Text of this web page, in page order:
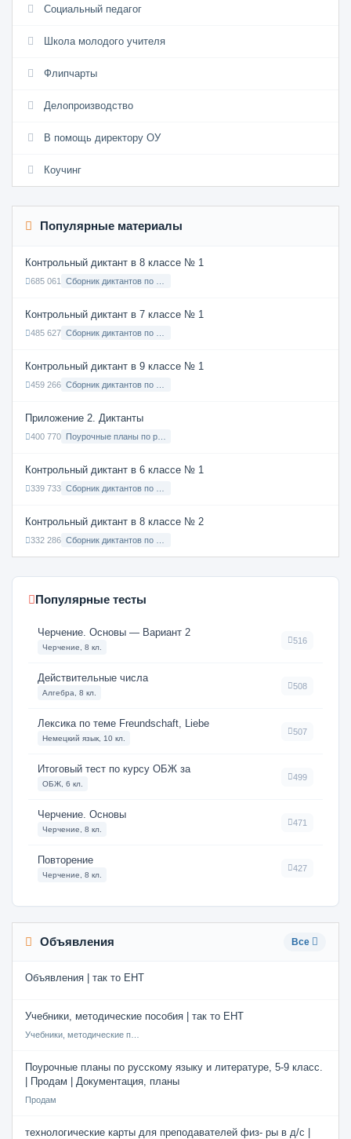
Социальный педагог
Школа молодого учителя
Флипчарты
Делопроизводство
В помощь директору ОУ
Коучинг
Популярные материалы
Контрольный диктант в 8 классе № 1
685 061
Контрольный диктант в 7 классе № 1
485 627
Контрольный диктант в 9 классе № 1
459 266
Приложение 2. Диктанты
400 770
Контрольный диктант в 6 классе № 1
339 733
Контрольный диктант в 8 классе № 2
332 286
Популярные тесты
Черчение. Основы — Вариант 2
Черчение, 8 кл.
516
Действительные числа
Алгебра, 8 кл.
508
Лексика по теме Freundschaft, Liebe
Немецкий язык, 10 кл.
507
Итоговый тест по курсу ОБЖ за
ОБЖ, 6 кл.
499
Черчение. Основы
Черчение, 8 кл.
471
Повторение
Черчение, 8 кл.
427
Объявления Все
Объявления | так то ЕНТ
Учебники, методические пособия | так то ЕНТ
Поурочные планы по русскому языку и литературе, 5-9 класс.
| Продам | Документация, планы
Продам
технологические карты для преподавателей физ- ры в д/с |